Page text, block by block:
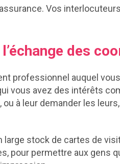
Vos
des
professionnel auquel
vous avez des intérêts
à leur demander les
large stock de cartes de
pour permettre aux gens